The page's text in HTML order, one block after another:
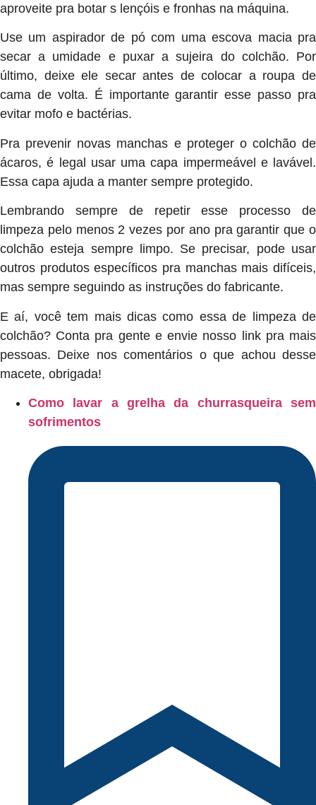
aproveite pra botar s lençóis e fronhas na máquina.
Use um aspirador de pó com uma escova macia pra
secar a umidade e puxar a sujeira do colchão. Por
último, deixe ele secar antes de colocar a roupa de
cama de volta. É importante garantir esse passo pra
evitar mofo e bactérias.
Pra prevenir novas manchas e proteger o colchão de
ácaros, é legal usar uma capa impermeável e lavável.
Essa capa ajuda a manter sempre protegido.
Lembrando sempre de repetir esse processo de
limpeza pelo menos 2 vezes por ano pra garantir que o
colchão esteja sempre limpo. Se precisar, pode usar
outros produtos específicos pra manchas mais difíceis,
mas sempre seguindo as instruções do fabricante.
E aí, você tem mais dicas como essa de limpeza de
colchão? Conta pra gente e envie nosso link pra mais
pessoas. Deixe nos comentários o que achou desse
macete, obrigada!
Como lavar a grelha da churrasqueira sem
sofrimentos